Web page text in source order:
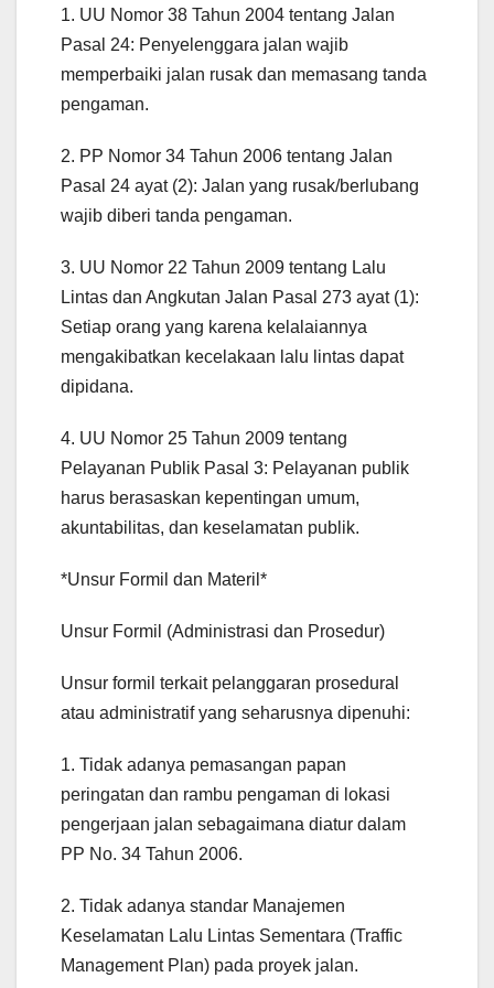
1. UU Nomor 38 Tahun 2004 tentang Jalan
Pasal 24: Penyelenggara jalan wajib
memperbaiki jalan rusak dan memasang tanda
pengaman.
2. PP Nomor 34 Tahun 2006 tentang Jalan
Pasal 24 ayat (2): Jalan yang rusak/berlubang
wajib diberi tanda pengaman.
3. UU Nomor 22 Tahun 2009 tentang Lalu
Lintas dan Angkutan Jalan Pasal 273 ayat (1):
Setiap orang yang karena kelalaiannya
mengakibatkan kecelakaan lalu lintas dapat
dipidana.
4. UU Nomor 25 Tahun 2009 tentang
Pelayanan Publik Pasal 3: Pelayanan publik
harus berasaskan kepentingan umum,
akuntabilitas, dan keselamatan publik.
*Unsur Formil dan Materil*
Unsur Formil (Administrasi dan Prosedur)
Unsur formil terkait pelanggaran prosedural
atau administratif yang seharusnya dipenuhi:
1. Tidak adanya pemasangan papan
peringatan dan rambu pengaman di lokasi
pengerjaan jalan sebagaimana diatur dalam
PP No. 34 Tahun 2006.
2. Tidak adanya standar Manajemen
Keselamatan Lalu Lintas Sementara (Traffic
Management Plan) pada proyek jalan.